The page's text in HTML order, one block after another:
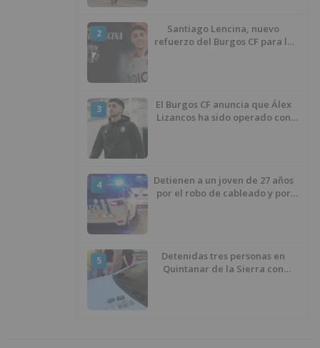
2
Santiago Lencina, nuevo
refuerzo del Burgos CF para la
3
El Burgos CF anuncia que Álex
Lizancos ha sido operado con
4
Detienen a un joven de 27 años
por el robo de cableado y por
5
Detenidas tres personas en
Quintanar de la Sierra con